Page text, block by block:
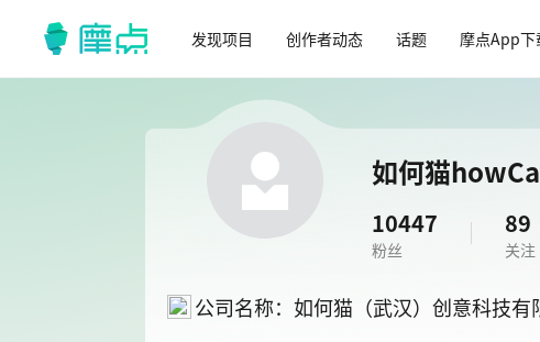
发现项目 创作者动态 话题 摩点App下
如何猫
10447
粉丝
89
关注
公司名称：如何猫（武汉）创意科技有